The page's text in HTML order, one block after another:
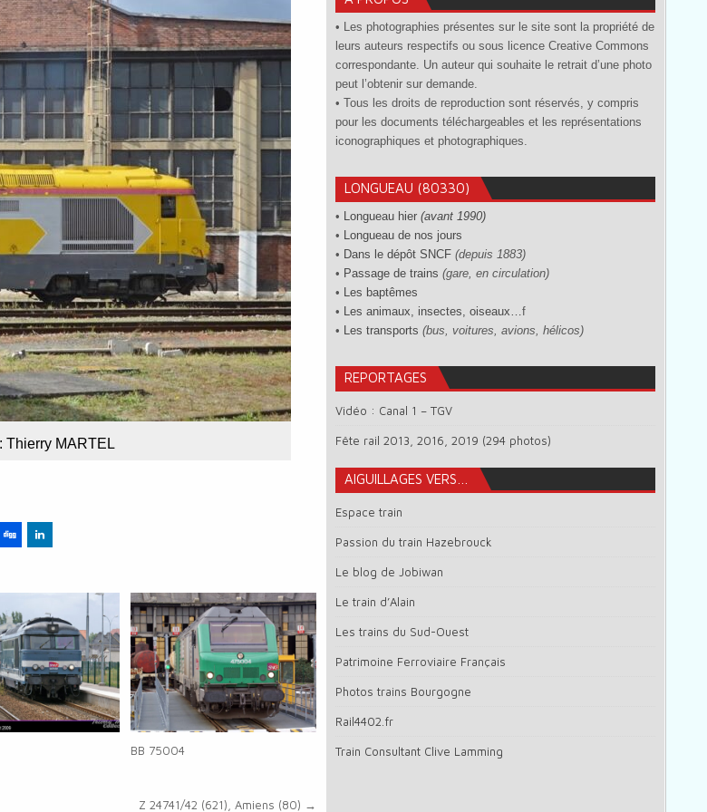
Thierry MARTEL
BB 75004
Z 24741/42 (621), Amiens (80) →
• Les photographies présentes sur le site sont la propriété de
leurs auteurs respectifs ou sous licence Creative Commons
correspondante. Un auteur qui souhaite le retrait d’une photo
peut l’obtenir sur demande.
• Tous les droits de reproduction sont réservés, y compris
pour les documents téléchargeables et les représentations
iconographiques et photographiques.
LONGUEAU (80330)
• Longueau hier (avant 1990)
• Longueau de nos jours
• Dans le dépôt SNCF (depuis 1883)
• Passage de trains (gare, en circulation)
• Les baptêmes
• Les animaux, insectes, oiseaux…f
• Les transports (bus, voitures, avions, hélicos)
REPORTAGES
Vidéo : Canal 1 – TGV
Fête rail 2013, 2016, 2019 (294 photos)
AIGUILLAGES VERS…
Espace train
Passion du train Hazebrouck
Le blog de Jobiwan
Le train d’Alain
Les trains du Sud-Ouest
Patrimoine Ferroviaire Français
Photos trains Bourgogne
Rail4402.fr
Train Consultant Clive Lamming